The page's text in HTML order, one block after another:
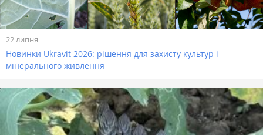
22 липня
Новинки Ukravit 2026: рішення для захисту культур і
мінерального живлення